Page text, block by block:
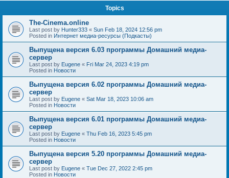
Topics
The-Cinema.online
Last post by Hunter333 « Sun Feb 18, 2024 12:56 pm
Posted in Интернет медиа-ресурсы (Подкасты)
Выпущена версия 6.03 программы Домашний медиа-
сервер
Last post by Eugene « Fri Mar 24, 2023 4:19 pm
Posted in Новости
Выпущена версия 6.02 программы Домашний медиа-
сервер
Last post by Eugene « Sat Mar 18, 2023 10:06 am
Posted in Новости
Выпущена версия 6.01 программы Домашний медиа-
сервер
Last post by Eugene « Thu Feb 16, 2023 5:45 pm
Posted in Новости
Выпущена версия 5.20 программы Домашний медиа-
сервер
Last post by Eugene « Tue Dec 27, 2022 2:45 pm
Posted in Новости